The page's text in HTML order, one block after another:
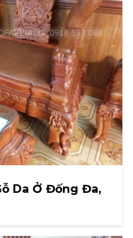
Da Ở Đống Đa,